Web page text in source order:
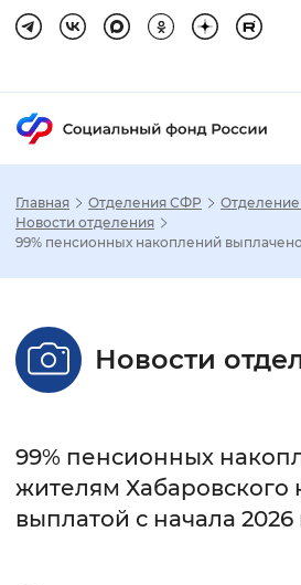
Настройка режима
Стандартный
Без засечек
Интервал
Главная Отделения СФР
Новости отделения
99% пенсионных накоплений
Новости
99% пенсионных
жителям Хабаровского
выплатой с начала 2026